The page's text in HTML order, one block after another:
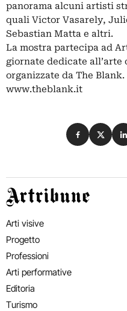
panorama alcuni artisti
quali Victor Vasarely,
Sebastian Matta e altri.
La mostra partecipa ad
giornate dedicate all’arte
organizzate da The
www.theblank.it
Condividi su
Artribune
Arti visive
Progetto
Professioni
Arti performative
Editoria
Turismo